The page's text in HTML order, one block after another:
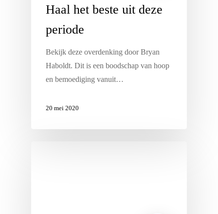
Haal het beste uit deze
periode
Bekijk deze overdenking door Bryan
Haboldt. Dit is een boodschap van hoop
en bemoediging vanuit…
20 mei 2020